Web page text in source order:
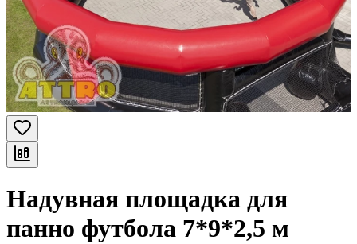
Надувная площадка для
панно футбола 7*9*2,5 м